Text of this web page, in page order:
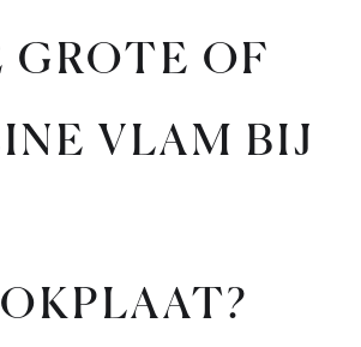
GROTE OF
VLAM BIJ